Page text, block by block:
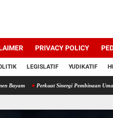
PRIVACY POLICY
LEGISLATIF YUDIKATIF
Perkuat Sinergi Pembinaan Umat, BAZNAS